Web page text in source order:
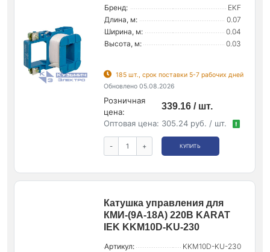
Бренд:
EKF
Длина, м:
0.07
Ширина, м:
0.04
Высота, м:
0.03
185 шт., срок поставки 5-7 рабочих дней
Обновлено 05.08.2026
Розничная
цена:
339.16 / шт.
Оптовая цена: 305.24 руб. / шт. !
- + КУПИТЬ
Катушка управления для
КМИ-(9А-18А) 220В KARAT
IEK KKM10D-KU-230
Артикул:
KKM10D-KU-230